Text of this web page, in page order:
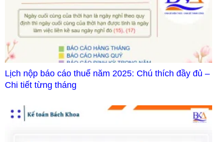
Lịch nộp báo cáo thuế năm 2025: Chú thích đầy đủ –
Chi tiết từng tháng